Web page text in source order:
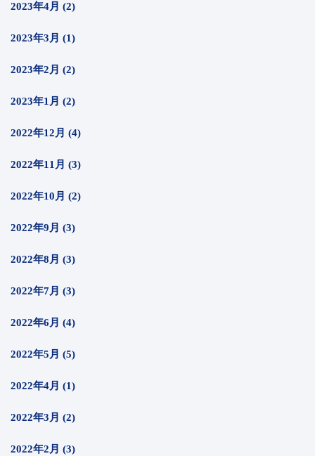
2023年4月 (2)
2023年3月 (1)
2023年2月 (2)
2023年1月 (2)
2022年12月 (4)
2022年11月 (3)
2022年10月 (2)
2022年9月 (3)
2022年8月 (3)
2022年7月 (3)
2022年6月 (4)
2022年5月 (5)
2022年4月 (1)
2022年3月 (2)
2022年2月 (3)